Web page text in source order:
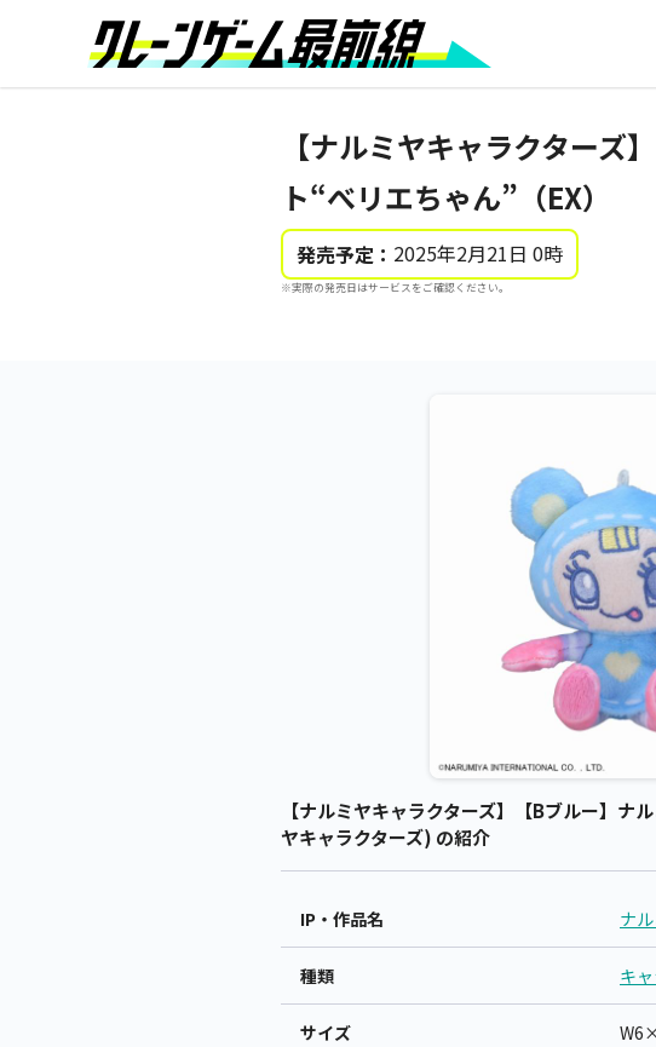
【ナルミヤキャラクター
ト“べリエちゃん”（EX）
発売予定： 2025年2月21日 0時
※実際の発売日はサービスをご確認ください。
【ナルミヤキャラクターズ】【Bブルー】
ヤキャラクターズ) の紹介
IP・作品名 ナ
種類 キ
サイズ